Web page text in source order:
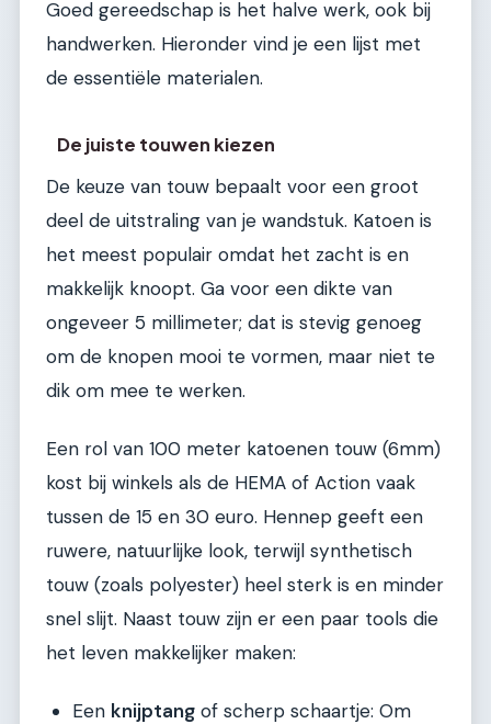
Goed gereedschap is het halve werk, ook bij
handwerken. Hieronder vind je een lijst met
de essentiële materialen.
De juiste touwen kiezen
De keuze van touw bepaalt voor een groot
deel de uitstraling van je wandstuk. Katoen is
het meest populair omdat het zacht is en
makkelijk knoopt. Ga voor een dikte van
ongeveer 5 millimeter; dat is stevig genoeg
om de knopen mooi te vormen, maar niet te
dik om mee te werken.
Een rol van 100 meter katoenen touw (6mm)
kost bij winkels als de HEMA of Action vaak
tussen de 15 en 30 euro. Hennep geeft een
ruwere, natuurlijke look, terwijl synthetisch
touw (zoals polyester) heel sterk is en minder
snel slijt. Naast touw zijn er een paar tools die
het leven makkelijker maken:
Een knijptang of scherp schaartje: Om